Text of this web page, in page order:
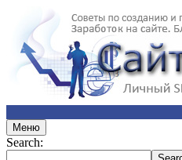
Меню
Search: